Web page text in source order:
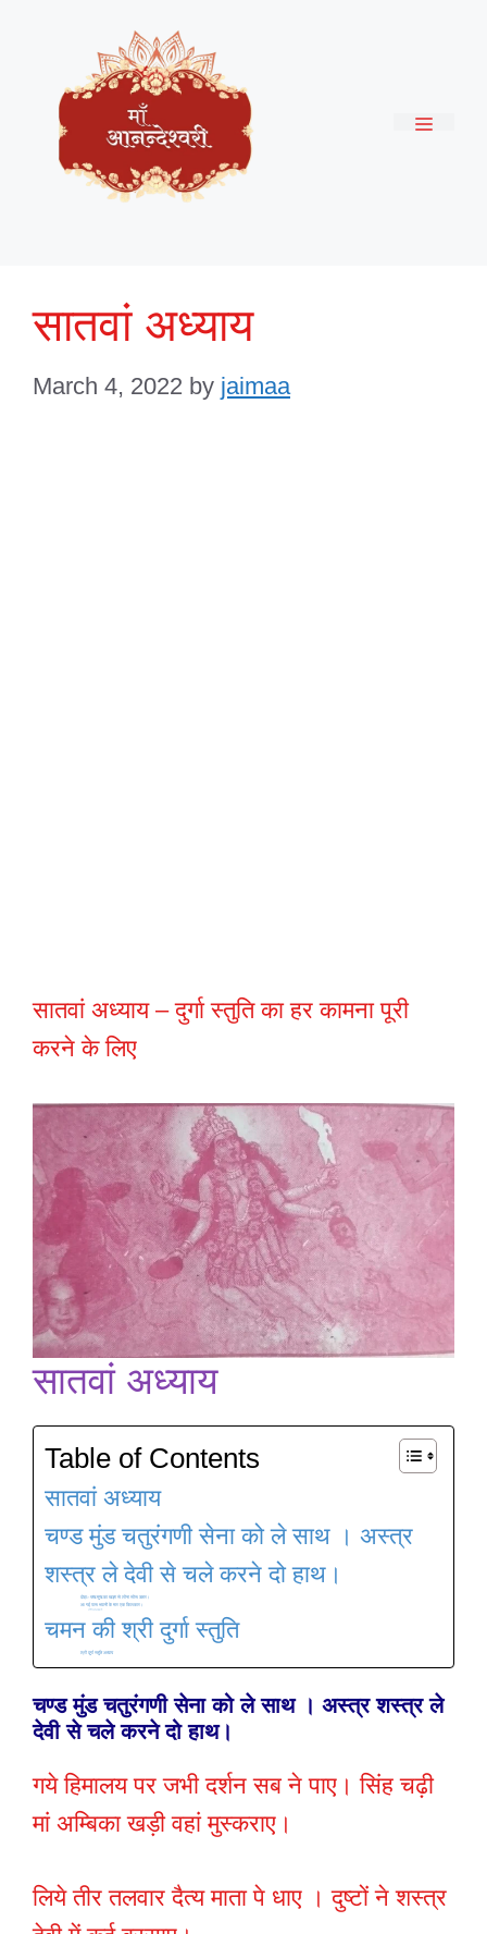
content
सातवां अध्याय
March 4, 2022 by jaimaa
सातवां अध्याय – दुर्गा स्तुति का हर कामना पूरी
करने के लिए
सातवां अध्याय
Table of Contents
सातवां अध्याय
चण्ड मुंड चतुरंगणी सेना को ले साथ । अस्त्र
शस्त्र ले देवी से चले करने दो हाथ।
दोहा:- चण्ड मुण्ड का खड़ग से लीना सीस उतार।
आ गई पास भवानी के मार एक किलकार।
चमन की श्री दुर्गा स्तुति
श्री दुर्गा स्तुति अध्याय
चण्ड मुंड चतुरंगणी सेना को ले साथ । अस्त्र शस्त्र ले
देवी से चले करने दो हाथ।
गये हिमालय पर जभी दर्शन सब ने पाए। सिंह चढ़ी
मां अम्बिका खड़ी वहां मुस्कराए।
लिये तीर तलवार दैत्य माता पे धाए । दुष्टों ने शस्त्र